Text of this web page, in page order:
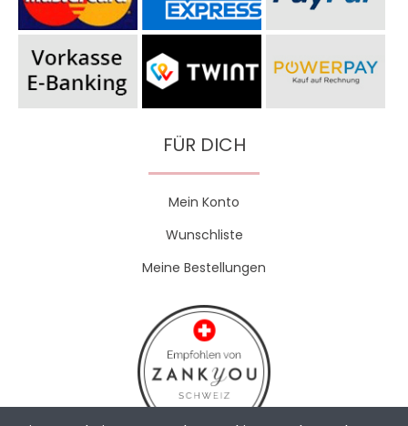
FÜR DICH
Mein Konto
Wunschliste
Meine Bestellungen